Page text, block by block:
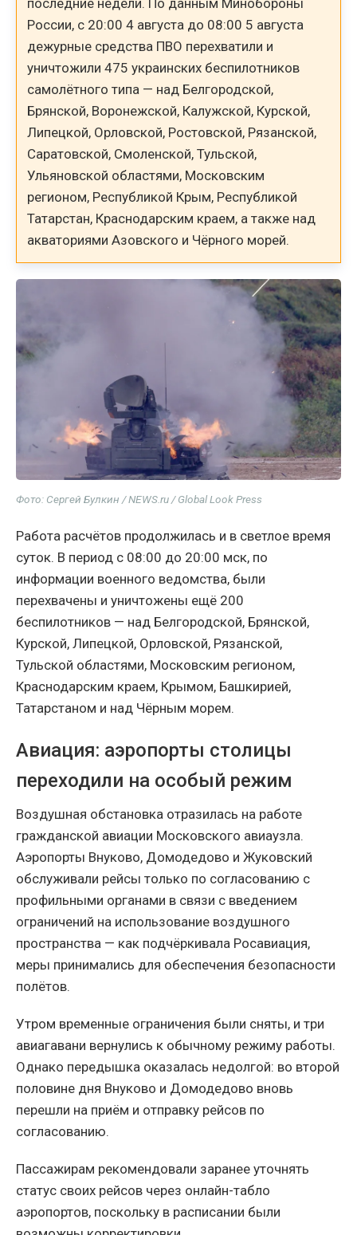
последние недели. По данным Минобороны
России, с 20:00 4 августа до 08:00 5 августа
дежурные средства ПВО перехватили и
уничтожили 475 украинских беспилотников
самолётного типа — над Белгородской,
Брянской, Воронежской, Калужской, Курской,
Липецкой, Орловской, Ростовской, Рязанской,
Саратовской, Смоленской, Тульской,
Ульяновской областями, Московским
регионом, Республикой Крым, Республикой
Татарстан, Краснодарским краем, а также над
акваториями Азовского и Чёрного морей.
Фото: Сергей Булкин / NEWS.ru / Global Look Press
Работа расчётов продолжилась и в светлое время
суток. В период с 08:00 до 20:00 мск, по
информации военного ведомства, были
перехвачены и уничтожены ещё 200
беспилотников — над Белгородской, Брянской,
Курской, Липецкой, Орловской, Рязанской,
Тульской областями, Московским регионом,
Краснодарским краем, Крымом, Башкирией,
Татарстаном и над Чёрным морем.
Авиация: аэропорты столицы
переходили на особый режим
Воздушная обстановка отразилась на работе
гражданской авиации Московского авиаузла.
Аэропорты Внуково, Домодедово и Жуковский
обслуживали рейсы только по согласованию с
профильными органами в связи с введением
ограничений на использование воздушного
пространства — как подчёркивала Росавиация,
меры принимались для обеспечения безопасности
полётов.
Утром временные ограничения были сняты, и три
авиагавани вернулись к обычному режиму работы.
Однако передышка оказалась недолгой: во второй
половине дня Внуково и Домодедово вновь
перешли на приём и отправку рейсов по
согласованию.
Пассажирам рекомендовали заранее уточнять
статус своих рейсов через онлайн-табло
аэропортов, поскольку в расписании были